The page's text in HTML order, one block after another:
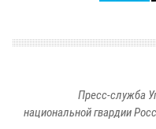
Пресс-служба
национальной гвардии